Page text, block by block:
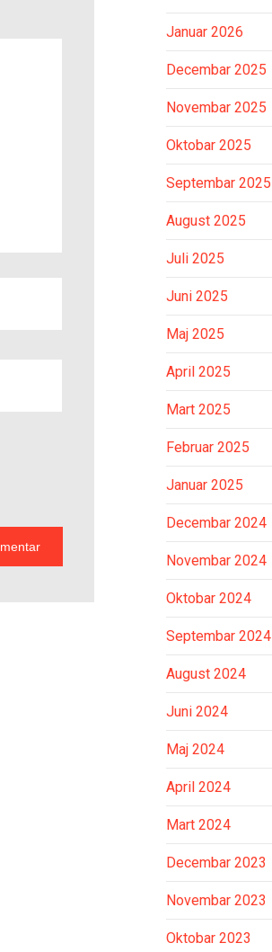
Januar 2026
Decembar 2025
Novembar 2025
Oktobar 2025
Septembar 2025
August 2025
Juli 2025
Juni 2025
Maj 2025
April 2025
Mart 2025
Februar 2025
Januar 2025
Decembar 2024
Novembar 2024
Oktobar 2024
Septembar 2024
August 2024
Juni 2024
Maj 2024
April 2024
Mart 2024
Decembar 2023
Novembar 2023
Oktobar 2023